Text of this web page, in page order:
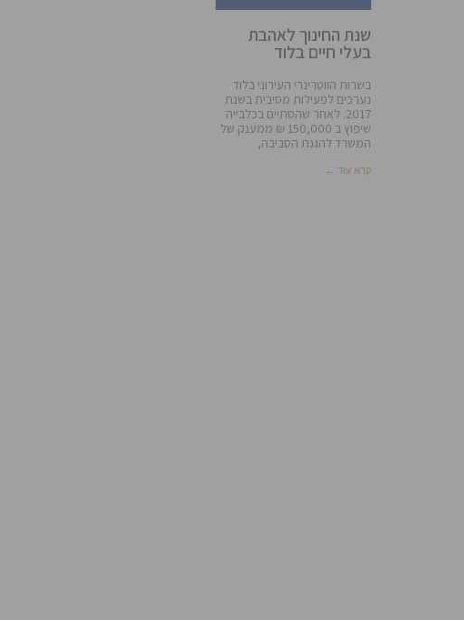
שנת החינוך לאהבת
בעלי חיים בלוד
בשרות הווטרינרי העירוני בלוד
נערכים לפעילות מסיבית בשנת
2017. לאחר שהסתיים בכלבייה
שיפוץ ב 150,000 ₪ ממענק של
המשרד להגנת הסביבה,
קרא עוד ←